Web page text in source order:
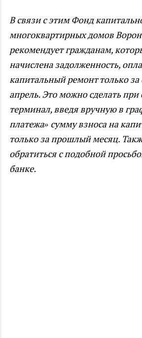
В связи с этим Фонд
многоквартирных домов
рекомендует гражданам,
начислена задолженность,
капитальный ремонт только
апрель. Это можно сделать при
терминал, введя вручную в
платежа» сумму взноса на
только за прошлый месяц.
обратиться с подобной
банке.